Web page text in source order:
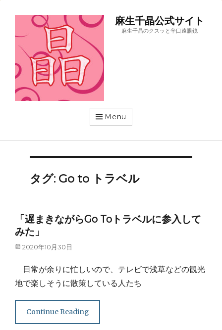
麻生千晶公式サイト
麻生千晶のクスッと辛口遠眼鏡
Menu
タグ: Go to トラベル
「遅まきながらGo Toトラベルに参入して
みた」
Posted
2020年10月30日
日常が余りに忙しいので、テレビで浅草などの観光
地で楽しそうに散策している人たち
Continue Reading